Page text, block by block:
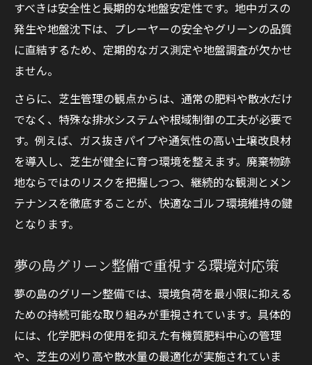
廃棄物跡地での芝生育成ノウハウを解説
地盤沈下やガス影響を克服する現場の工夫
夢の島で学ぶゴルフ場持続可能化の工夫
ゴルフ場の持続可能性を支える取組み事例
夢の島グリーン整備で重視される環境配慮
リサイクル技術とゴルフ場管理の新たな関
係
定期的なガス測定を活かした安全性向上策
持続可能な芝生維持と将来への課題共有
安全なグリーン管理のための具体的手順
ゴルフグリーン整備現場の安全手順を徹底
解説
ガス濃度測定と作業前点検の重要性
芝生張り替え時に守るべき安全対策
すべきは安全性と長期的な地盤安定性です。地中ガスの
発生や地盤沈下は、プレーヤーの安全やグリーンの品質
に直結するため、定期的なガス測定や地盤調査が欠かせ
ません。
さらに、芝生管理の観点からは、通常の肥料や散水だけ
でなく、特殊な排水システムや根域制御の工夫が必要で
す。例えば、ガス抜きパイプや通気性の高い土壌改良材
を導入し、芝生が健全に育つ環境を整えます。廃棄物跡
地ならではのリスクを把握しつつ、継続的な観測とメン
テナンスを徹底することが、快適なゴルフ環境維持の鍵
となります。
夢の島グリーン整備で重視する環境対応策
夢の島のグリーン整備では、環境負荷を最小限に抑える
ための持続可能な取り組みが重視されています。具体的
には、化学肥料の使用を抑えた有機質肥料中心の管理
や、芝生の刈り高や散水量の最適化が実施されていま